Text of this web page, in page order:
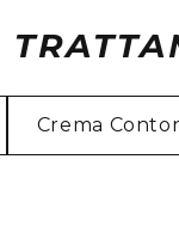
Crema